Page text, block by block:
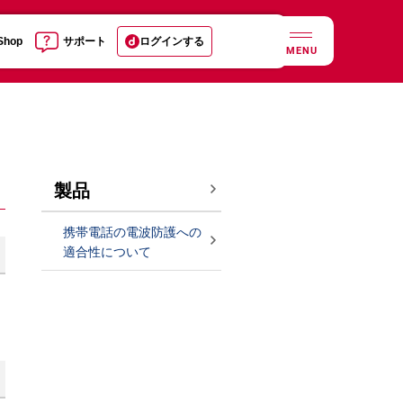
サポート ログインする
MENU
製品
携帯電話の電波防護への
適合性について